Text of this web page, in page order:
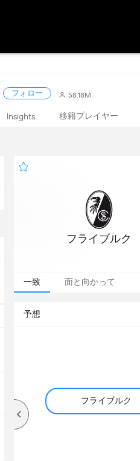
フォロー 58.18M
Insights 移籍プレイヤー
フライブルク
一致 面と向かって
予想
フライブルク